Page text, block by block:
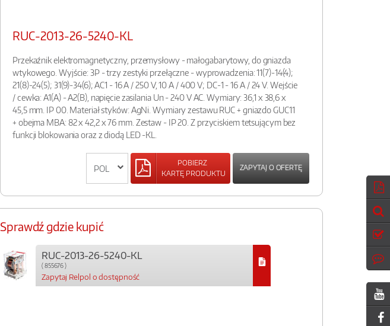
RUC-2013-26-5240-KL
Przekaźnik elektromagnetyczny, przemysłowy - małogabarytowy, do gniazda
wtykowego. Wyjście: 3P - trzy zestyki przełączne - wyprowadzenia: 11(7)-14(4);
21(8)-24(5); 31(9)-34(6); AC1 - 16 A / 250 V, 10 A / 400 V; DC-1 - 16 A / 24 V. Wejście
/ cewka: A1(A) - A2(B), napięcie zasilania Un - 240 V AC. Wymiary: 36,1 x 38,6 x
45,5 mm. IP 00. Materiał styków: AgNi. Wymiary zestawu RUC + gniazdo GUC11
+ obejma MBA: 82 x 42,2 x 76 mm. Zestaw - IP 20. Z przyciskiem tetsującym bez
funkcji blokowania oraz z diodą LED -KL.
POBIERZ
KARTĘ PRODUKTU
ZAPYTAJ O OFERTĘ
Sprawdź gdzie kupić
RUC-2013-26-5240-KL
( 855676 )
Zapytaj Relpol o dostępność